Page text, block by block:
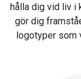
hålla dig vid liv i
gör dig
logotyper som